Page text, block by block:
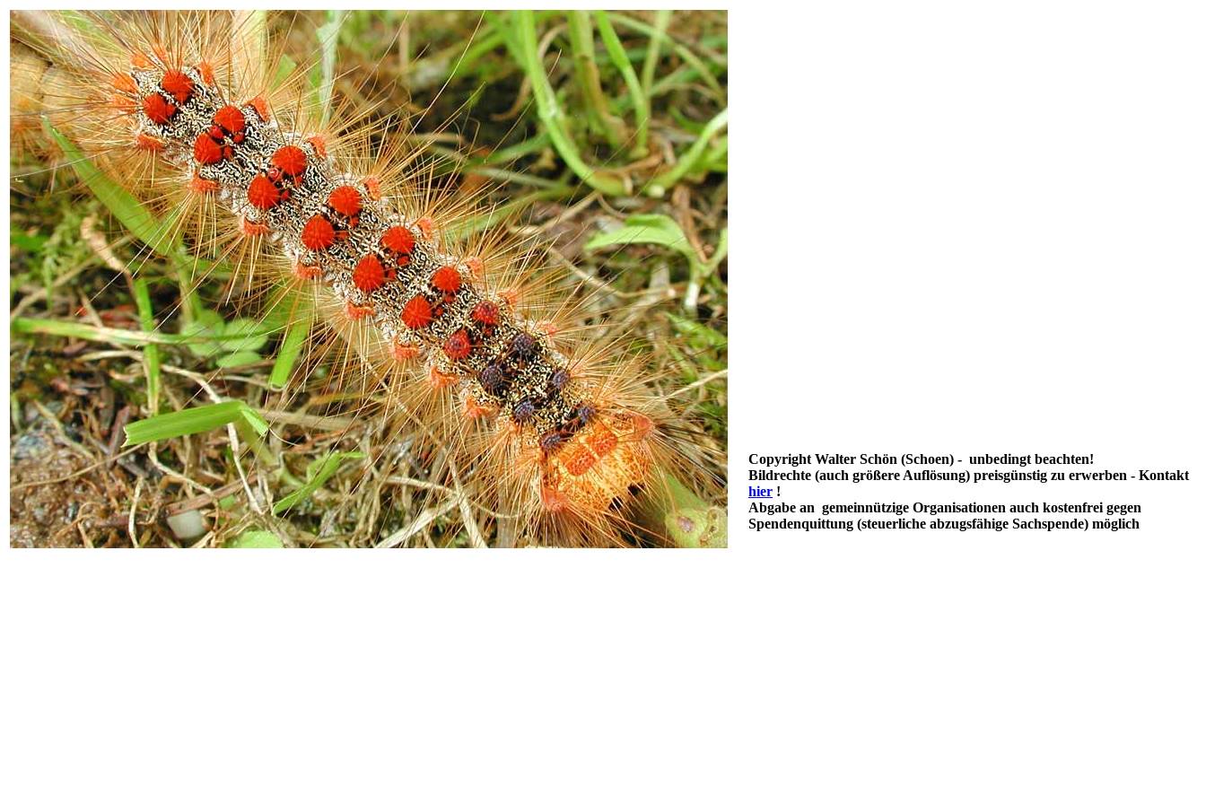
Copyright Walter Schön (Schoen) - unbedingt beachten!
Bildrechte (auch größere Auflösung) preisgünstig zu erwerben - Kontakt
hier !
Abgabe an gemeinnützige Organisationen auch kostenfrei gegen
Spendenquittung (steuerliche abzugsfähige Sachspende) möglich